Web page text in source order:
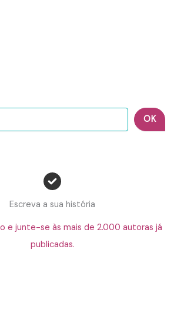
OK
Escreva a sua história
e junte-se às mais de 2.000 autoras já
publicadas.